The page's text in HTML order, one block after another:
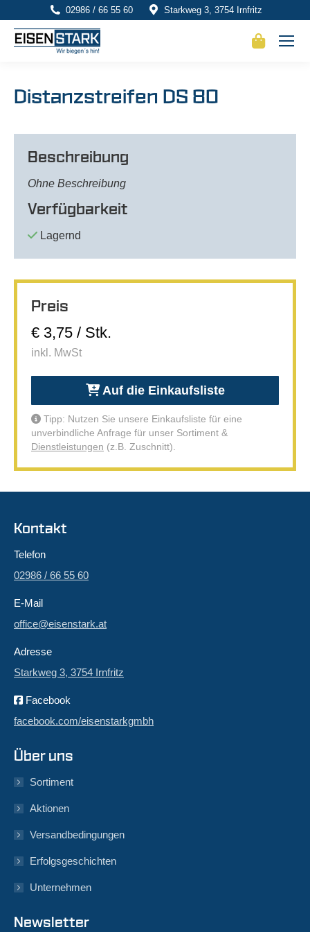
02986 / 66 55 60 Starkweg 3, 3754 Irnfritz
Distanzstreifen DS 80
Beschreibung
Ohne Beschreibung
Verfügbarkeit
Lagernd
Preis
€ 3,75 / Stk.
inkl. MwSt
Auf die Einkaufsliste
Tipp: Nutzen Sie unsere Einkaufsliste für eine
unverbindliche Anfrage für unser Sortiment &
Dienstleistungen (z.B. Zuschnitt).
Kontakt
Telefon
02986 / 66 55 60
E-Mail
office@eisenstark.at
Adresse
Starkweg 3, 3754 Irnfritz
Facebook
facebook.com/eisenstarkgmbh
Über uns
Sortiment
Aktionen
Versandbedingungen
Erfolgsgeschichten
Unternehmen
Newsletter